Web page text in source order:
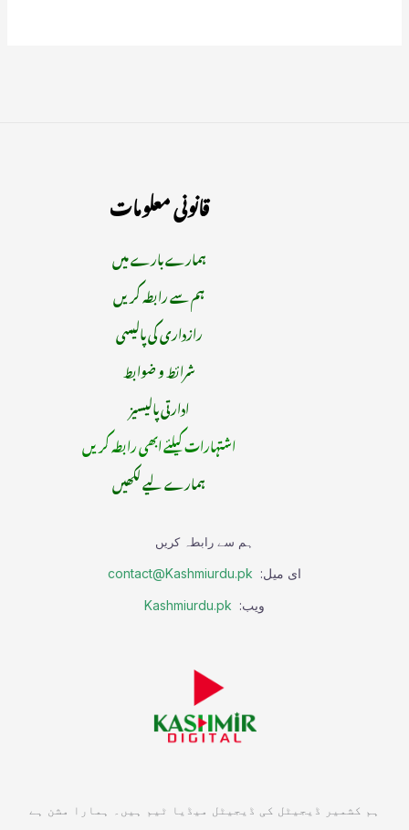
قانونی معلومات
ہمارے بارے میں
ہم سے رابطہ کریں
رازداری کی پالیسی
شرائط و ضوابط
ادارتی پالیسیز
اشتہارات کیلئے ابھی رابطہ کریں
ہمارے لیے لکھیں
ہم سے رابطہ کریں
ای میل: contact@Kashmiurdu.pk
ویب: Kashmiurdu.pk
ہم کشمیر ڈیجیٹل کی ڈیجیٹل میڈیا ٹیم ہیں۔ ہمارا مشن ہے